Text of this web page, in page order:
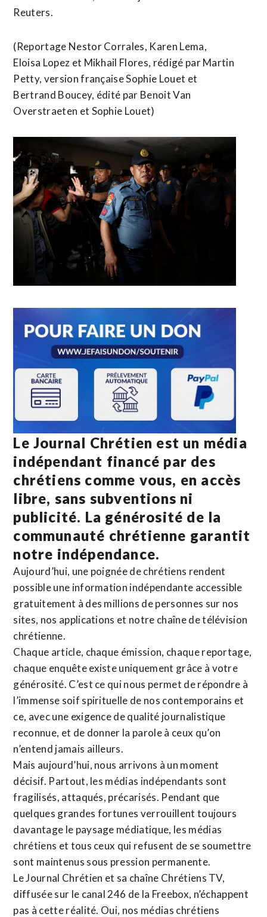
Reuters.
(Reportage Nestor Corrales, Karen Lema,
Eloisa Lopez et Mikhail Flores, rédigé par Martin
Petty, ​version française Sophie Louet et
Bertrand Boucey, édité par ​Benoit Van
Overstraeten et Sophie Louet)
Le Journal Chrétien est un média
indépendant financé par des
chrétiens comme vous, en accès
libre, sans subventions ni
publicité. La générosité de la
communauté chrétienne garantit
notre indépendance.
Aujourd’hui, une poignée de chrétiens rendent
possible une information indépendante accessible
gratuitement à des millions de personnes sur nos
sites, nos applications et notre chaîne de télévision
chrétienne.
Chaque article, chaque émission, chaque reportage,
chaque enquête existe uniquement grâce à votre
générosité. C’est ce qui nous permet de répondre à
l’immense soif spirituelle de nos contemporains et
ce, avec une exigence de qualité journalistique
reconnue, et de donner la parole à ceux qu’on
n’entend jamais ailleurs.
Mais aujourd’hui, nous arrivons à un moment
décisif. Partout, les médias indépendants sont
fragilisés, attaqués, précarisés. Pendant que
quelques grandes fortunes verrouillent toujours
davantage le paysage médiatique, les médias
chrétiens et tous ceux qui refusent de se soumettre
sont maintenus sous pression permanente.
Le Journal Chrétien et sa chaîne Chrétiens TV,
diffusée sur le canal 246 de la Freebox, n’échappent
pas à cette réalité. Oui, nos médias chrétiens